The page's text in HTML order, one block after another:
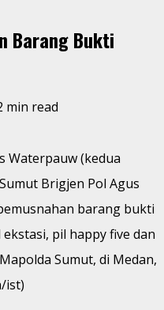
Barang Bukti
min read
Waterpauw (kedua
Brigjen Pol Agus
barang bukti
pil happy five dan
Sumut, di Medan,
ist)